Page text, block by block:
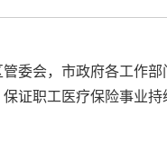
委会，市政府各工作部
证职工医疗保险事业持